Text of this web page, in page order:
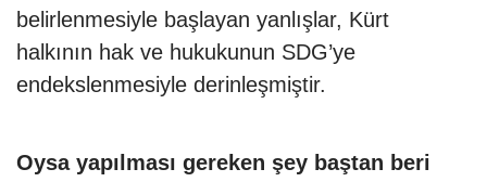
belirlenmesiyle başlayan yanlışlar, Kürt
halkının hak ve hukukunun SDG’ye
endekslenmesiyle derinleşmiştir.
Oysa yapılması gereken şey baştan beri